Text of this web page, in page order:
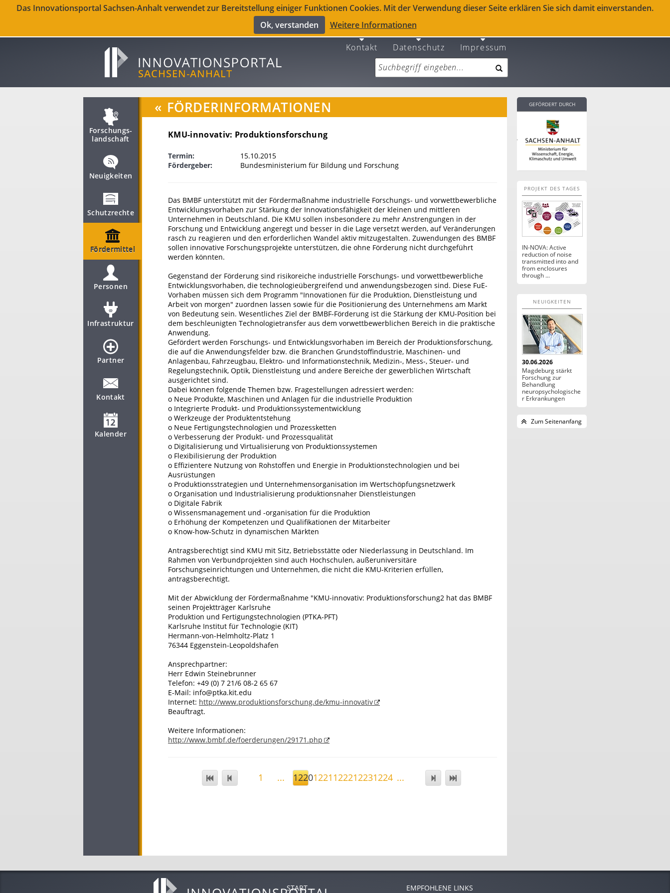
Das Innovationsportal Sachsen-Anhalt verwendet zur Bereitstellung einiger Funktionen Cookies. Mit der Verwendung dieser Seite erklären Sie sich damit einverstanden.
Ok, verstanden
Weitere Informationen
Kontakt Datenschutz Impressum
Forschungs­
landschaft
Neuigkeiten
Schutzrechte
Fördermittel
Personen
Infrastruktur
Partner
Kontakt
Kalender
« FÖRDERINFORMATIONEN
KMU-innovativ: Produktionsforschung
Termin:
15.10.2015
Fördergeber:
Bundesministerium für Bildung und Forschung
Das BMBF unterstützt mit der Fördermaßnahme industrielle Forschungs- und vorwettbewerbliche
Entwicklungsvorhaben zur Stärkung der Innovationsfähigkeit der kleinen und mittleren
Unternehmen in Deutschland. Die KMU sollen insbesondere zu mehr Anstrengungen in der
Forschung und Entwicklung angeregt und besser in die Lage versetzt werden, auf Veränderungen
rasch zu reagieren und den erforderlichen Wandel aktiv mitzugestalten. Zuwendungen des BMBF
sollen innovative Forschungsprojekte unterstützen, die ohne Förderung nicht durchgeführt
werden könnten.
Gegenstand der Förderung sind risikoreiche industrielle Forschungs- und vorwettbewerbliche
Entwicklungsvorhaben, die technologieübergreifend und anwendungsbezogen sind. Diese FuE-
Vorhaben müssen sich dem Programm "Innovationen für die Produktion, Dienstleistung und
Arbeit von morgen" zuordnen lassen sowie für die Positionierung des Unternehmens am Markt
von Bedeutung sein. Wesentliches Ziel der BMBF-Förderung ist die Stärkung der KMU-Position bei
dem beschleunigten Technologietransfer aus dem vorwettbewerblichen Bereich in die praktische
Anwendung.
Gefördert werden Forschungs- und Entwicklungsvorhaben im Bereich der Produktionsforschung,
die auf die Anwendungsfelder bzw. die Branchen Grundstoffindustrie, Maschinen- und
Anlagenbau, Fahrzeugbau, Elektro- und Informationstechnik, Medizin-, Mess-, Steuer- und
Regelungstechnik, Optik, Dienstleistung und andere Bereiche der gewerblichen Wirtschaft
ausgerichtet sind.
Dabei können folgende Themen bzw. Fragestellungen adressiert werden:
o Neue Produkte, Maschinen und Anlagen für die industrielle Produktion
o Integrierte Produkt- und Produktionssystementwicklung
o Werkzeuge der Produktentstehung
o Neue Fertigungstechnologien und Prozessketten
o Verbesserung der Produkt- und Prozessqualität
o Digitalisierung und Virtualisierung von Produktionssystemen
o Flexibilisierung der Produktion
o Effizientere Nutzung von Rohstoffen und Energie in Produktionstechnologien und bei
Ausrüstungen
o Produktionsstrategien und Unternehmensorganisation im Wertschöpfungsnetzwerk
o Organisation und Industrialisierung produktionsnaher Dienstleistungen
o Digitale Fabrik
o Wissensmanagement und -organisation für die Produktion
o Erhöhung der Kompetenzen und Qualifikationen der Mitarbeiter
o Know-how-Schutz in dynamischen Märkten
Antragsberechtigt sind KMU mit Sitz, Betriebsstätte oder Niederlassung in Deutschland. Im
Rahmen von Verbundprojekten sind auch Hochschulen, außeruniversitäre
Forschungseinrichtungen und Unternehmen, die nicht die KMU-Kriterien erfüllen,
antragsberechtigt.
Mit der Abwicklung der Fördermaßnahme "KMU-innovativ: Produktionsforschung2 hat das BMBF
seinen Projektträger Karlsruhe
Produktion und Fertigungstechnologien (PTKA-PFT)
Karlsruhe Institut für Technologie (KIT)
Hermann-von-Helmholtz-Platz 1
76344 Eggenstein-Leopoldshafen
Ansprechpartner:
Herr Edwin Steinebrunner
Telefon: +49 (0) 7 21/6 08-2 65 67
E-Mail: info@ptka.kit.edu
Internet: http://www.produktionsforschung.de/kmu-innovativ
Beauftragt.
Weitere Informationen:
http://www.bmbf.de/foerderungen/29171.php
1 ... 12201221 122212231224 ...
GEFÖRDERT DURCH
PROJEKT DES TAGES
IN-NOVA: Active
reduction of noise
transmitted into and
from enclosures
through ...
NEUIGKEITEN
30.06.2026
Magdeburg stärkt
Forschung zur
Behandlung
neuropsychologische
r Erkrankungen
Zum Seitenanfang
START EMPFOHLENE LINKS